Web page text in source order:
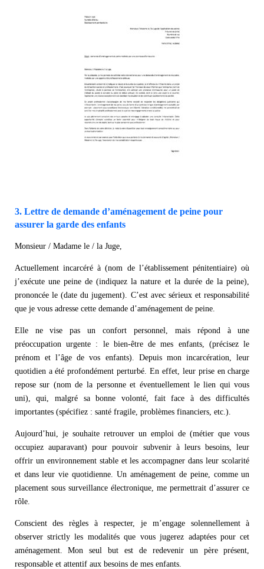
3. Lettre de demande d’aménagement de peine pour
assurer la garde des enfants
Monsieur / Madame le / la Juge,
Actuellement incarcéré à (nom de l’établissement pénitentiaire) où
j’exécute une peine de (indiquez la nature et la durée de la peine),
prononcée le (date du jugement). C’est avec sérieux et responsabilité
que je vous adresse cette demande d’aménagement de peine.
Elle ne vise pas un confort personnel, mais répond à une
préoccupation urgente : le bien-être de mes enfants, (précisez le
prénom et l’âge de vos enfants). Depuis mon incarcération, leur
quotidien a été profondément perturbé. En effet, leur prise en charge
repose sur (nom de la personne et éventuellement le lien qui vous
uni), qui, malgré sa bonne volonté, fait face à des difficultés
importantes (spécifiez : santé fragile, problèmes financiers, etc.).
Aujourd’hui, je souhaite retrouver un emploi de (métier que vous
occupiez auparavant) pour pouvoir subvenir à leurs besoins, leur
offrir un environnement stable et les accompagner dans leur scolarité
et dans leur vie quotidienne. Un aménagement de peine, comme un
placement sous surveillance électronique, me permettrait d’assurer ce
rôle.
Conscient des règles à respecter, je m’engage solennellement à
observer strictly les modalités que vous jugerez adaptées pour cet
aménagement. Mon seul but est de redevenir un père présent,
responsable et attentif aux besoins de mes enfants.